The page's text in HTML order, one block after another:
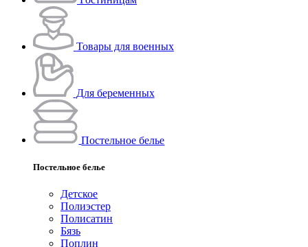
Товары для военных
Для беременных
Постельное белье
Постельное белье
Детское
Полиэстeр
Полисатин
Бязь
Поплин